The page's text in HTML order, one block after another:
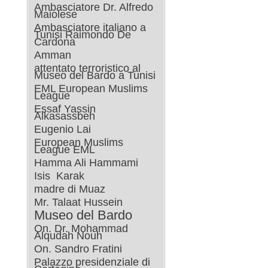
Ambasciatore Dr. Alfredo
Maiolese
Ambasciatore italiano a
Tunisi Raimondo De
Cardona
Amman
attentato terroristico al
Museo del Bardo a Tunisi
EML European Muslims
League
Essaf Yassin
Alkasassbeh
Eugenio Lai
European Muslims
League EML
Hamma Ali Hammami
Isis Karak
madre di Muaz
Mr. Talaat Hussein
Museo del Bardo
On. Dr. Mohammad
Alqudah Nouh
On. Sandro Fratini
Palazzo presidenziale di